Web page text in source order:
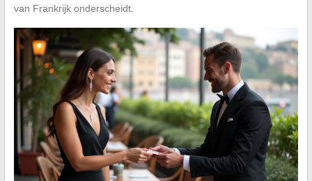
van Frankrijk onderscheidt.